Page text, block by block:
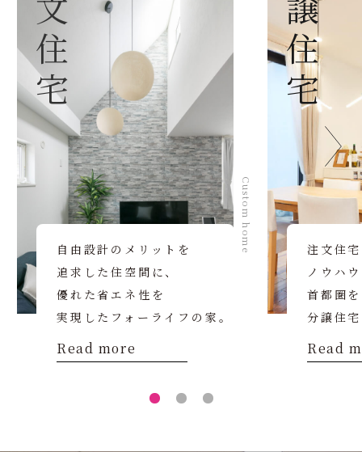
Custom home
自由設計のメリットを
追求した住空間に、
優れた省エネ性を
実現したフォーライフの家。
Read more
注文住
ノウハ
首都圏
分譲住
Read